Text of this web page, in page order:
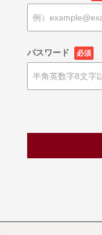
パスワード 必須